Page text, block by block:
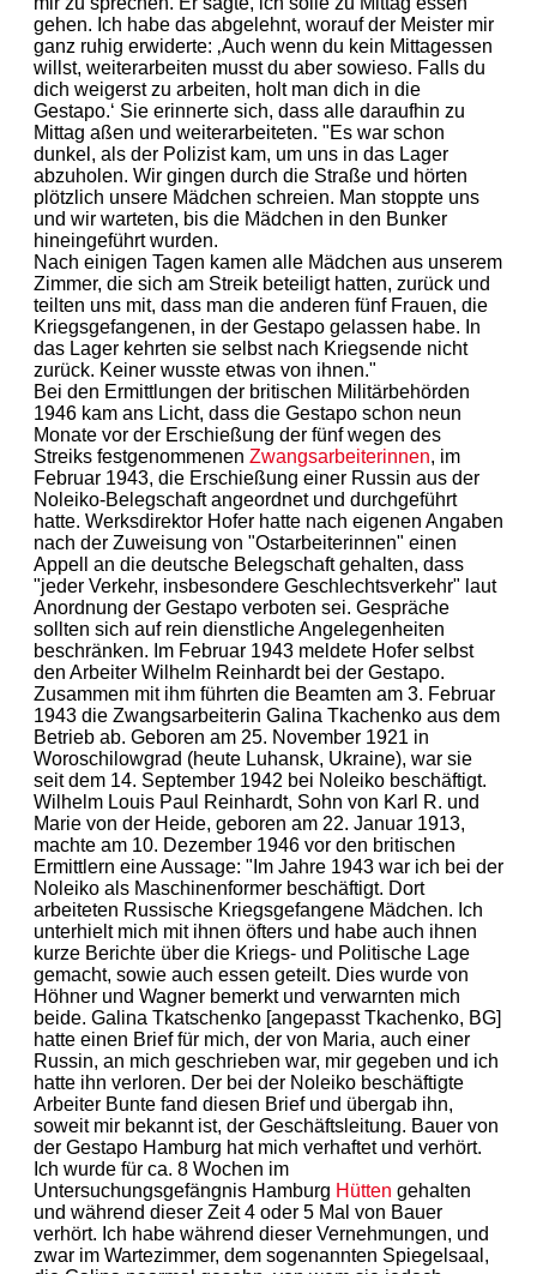
gehen. Ich habe das abgelehnt, worauf der Meister mir
ganz ruhig erwiderte: ‚Auch wenn du kein Mittagessen
willst, weiterarbeiten musst du aber sowieso. Falls du
dich weigerst zu arbeiten, holt man dich in die
Gestapo.‘ Sie erinnerte sich, dass alle daraufhin zu
Mittag aßen und weiterarbeiteten. "Es war schon
dunkel, als der Polizist kam, um uns in das Lager
abzuholen. Wir gingen durch die Straße und hörten
plötzlich unsere Mädchen schreien. Man stoppte uns
und wir warteten, bis die Mädchen in den Bunker
hineingeführt wurden.
Nach einigen Tagen kamen alle Mädchen aus unserem
Zimmer, die sich am Streik beteiligt hatten, zurück und
teilten uns mit, dass man die anderen fünf Frauen, die
Kriegsgefangenen, in der Gestapo gelassen habe. In
das Lager kehrten sie selbst nach Kriegsende nicht
zurück. Keiner wusste etwas von ihnen."
Bei den Ermittlungen der britischen Militärbehörden
1946 kam ans Licht, dass die Gestapo schon neun
Monate vor der Erschießung der fünf wegen des
Streiks festgenommenen Zwangsarbeiterinnen, im
Februar 1943, die Erschießung einer Russin aus der
Noleiko-Belegschaft angeordnet und durchgeführt
hatte. Werksdirektor Hofer hatte nach eigenen Angaben
nach der Zuweisung von "Ostarbeiterinnen" einen
Appell an die deutsche Belegschaft gehalten, dass
"jeder Verkehr, insbesondere Geschlechtsverkehr" laut
Anordnung der Gestapo verboten sei. Gespräche
sollten sich auf rein dienstliche Angelegenheiten
beschränken. Im Februar 1943 meldete Hofer selbst
den Arbeiter Wilhelm Reinhardt bei der Gestapo.
Zusammen mit ihm führten die Beamten am 3. Februar
1943 die Zwangsarbeiterin Galina Tkachenko aus dem
Betrieb ab. Geboren am 25. November 1921 in
Woroschilowgrad (heute Luhansk, Ukraine), war sie
seit dem 14. September 1942 bei Noleiko beschäftigt.
Wilhelm Louis Paul Reinhardt, Sohn von Karl R. und
Marie von der Heide, geboren am 22. Januar 1913,
machte am 10. Dezember 1946 vor den britischen
Ermittlern eine Aussage: "Im Jahre 1943 war ich bei der
Noleiko als Maschinenformer beschäftigt. Dort
arbeiteten Russische Kriegsgefangene Mädchen. Ich
unterhielt mich mit ihnen öfters und habe auch ihnen
kurze Berichte über die Kriegs- und Politische Lage
gemacht, sowie auch essen geteilt. Dies wurde von
Höhner und Wagner bemerkt und verwarnten mich
beide. Galina Tkatschenko [angepasst Tkachenko, BG]
hatte einen Brief für mich, der von Maria, auch einer
Russin, an mich geschrieben war, mir gegeben und ich
hatte ihn verloren. Der bei der Noleiko beschäftigte
Arbeiter Bunte fand diesen Brief und übergab ihn,
soweit mir bekannt ist, der Geschäftsleitung. Bauer von
der Gestapo Hamburg hat mich verhaftet und verhört.
Ich wurde für ca. 8 Wochen im
Untersuchungsgefängnis Hamburg Hütten gehalten
und während dieser Zeit 4 oder 5 Mal von Bauer
verhört. Ich habe während dieser Vernehmungen, und
zwar im Wartezimmer, dem sogenannten Spiegelsaal,